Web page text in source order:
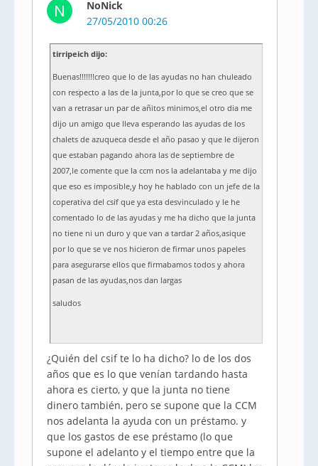
N
NoNick
27/05/2010 00:26
tirripeich dijo:
Buenas!!!!!!!creo que lo de las ayudas no han chuleado
con respecto a las de la junta,por lo que se creo que se
van a retrasar un par de añitos minimos,el otro dia me
dijo un amigo que lleva esperando las ayudas de los
chalets de azuqueca desde el año pasao y que le dijeron
que estaban pagando ahora las de septiembre de
2007,le comente que la ccm nos la adelantaba y me dijo
que eso es imposible,y hoy he hablado con un jefe de la
coperativa del csif que ya esta desvinculado y le he
comentado lo de las ayudas y me ha dicho que la junta
no tiene ni un duro y que van a tardar 2 años,asique
por lo que se ve nos hicieron de firmar unos papeles
para asegurarse ellos que firmabamos todos y ahora
pasan de las ayudas,nos dan largas
saludos
¿Quién del csif te lo ha dicho? lo de los dos
años que es lo que venían tardando hasta
ahora es cierto, y que la junta no tiene
dinero también, pero se supone que la CCM
nos adelanta la ayuda con un préstamo. y
que los gastos de ese préstamo (lo que
supone el adelanto y el tiempo entre que la